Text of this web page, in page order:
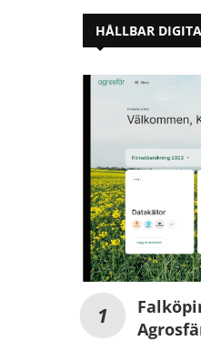
HÅLLBAR